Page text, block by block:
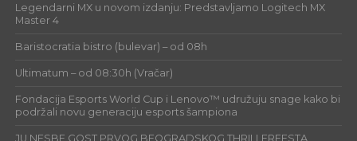
Legendarni MX u novom izdanju: Predstavljamo Logitech MX
Master 4
Baristocratia bistro (bulevar) – od 08h
Ultimatum – od 08:30h (Vračar)
Fondacija Esports World Cup i Lenovo™ udružuju snage kako bi
podržali novu generaciju esports šampiona
JU NESBE GOST PRVOG BEOGRADSKOG THRILLERFESTA